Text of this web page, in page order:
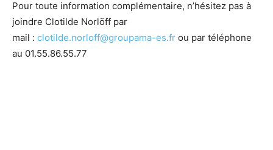
Pour toute information complémentaire, n’hésitez pas à
joindre Clotilde Norlöff par
mail : clotilde.norloff@groupama-es.fr ou par téléphone
au 01.55.86.55.77